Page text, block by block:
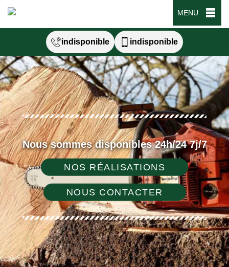
MENU
indisponible indisponible
Nous sommes disponibles 24h/24 7j/7
NOS RÉALISATIONS
NOUS CONTACTER